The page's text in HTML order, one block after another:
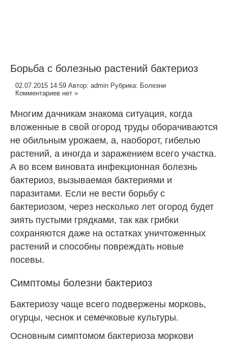
Борьба с болезнью растений бактериоз
02.07.2015 14:59 Автор: admin Рубрика: Болезни
Комментариев нет »
Многим дачникам знакома ситуация, когда
вложенные в свой огород труды оборачиваются
не обильным урожаем, а, наоборот, гибелью
растений, а иногда и заражением всего участка.
А во всем виновата инфекционная болезнь
бактериоз, вызываемая бактериями и
паразитами. Если не вести борьбу с
бактериозом, через несколько лет огород будет
зиять пустыми грядками, так как грибки
сохраняются даже на остатках уничтоженных
растений и способны повреждать новые
посевы.
Симптомы болезни бактериоз
Бактериозу чаще всего подвержены морковь,
огурцы, чеснок и семечковые культуры.
Основным симптомом бактериоза моркови